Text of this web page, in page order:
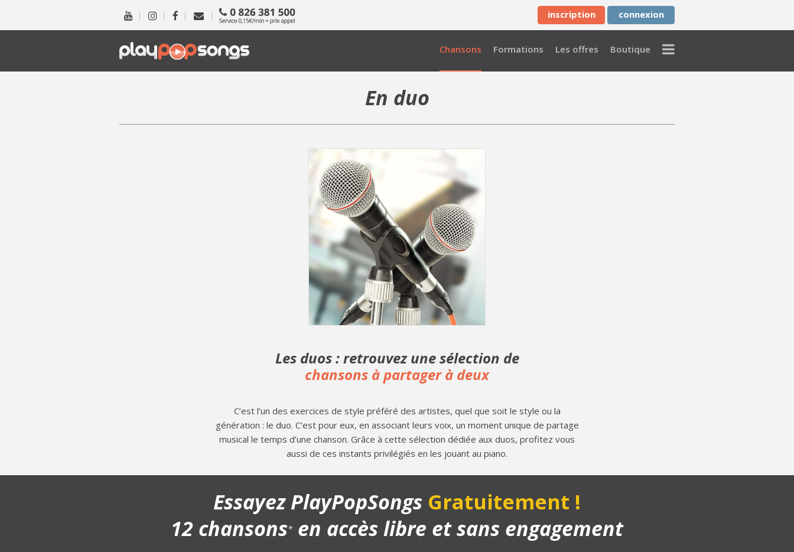
| | | | inscription connexion
Chansons Formations Les offres Boutique Menu
En duo
Les duos : retrouvez une sélection de
chansons à partager à deux
C’est l’un des exercices de style préféré des artistes, quel que soit le style ou la
génération : le duo. C’est pour eux, en associant leurs voix, un moment unique de partage
musical le temps d’une chanson. Grâce à cette sélection dédiée aux duos, profitez vous
aussi de ces instants privilégiés en les jouant au piano.
Essayez PlayPopSongs Gratuitement !
12 chansons* en accès libre et sans engagement